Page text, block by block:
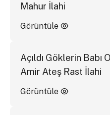
Mahur İlahi
Görüntüle
Açıldı Göklerin Babı
Amir Ateş Rast İlahi
Görüntüle